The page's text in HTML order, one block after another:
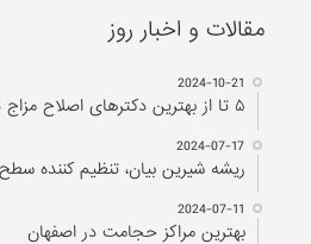
مقالات و اخبار روز
2024-10-21
۵ تا از بهترین دکتر‌های اصلاح مزاج در مشهد را بشناسید!
2024-07-17
ریشه شیرین بیان، تنظیم کننده
2024-07-11
بهترین مراکز حجامت در اصفهان